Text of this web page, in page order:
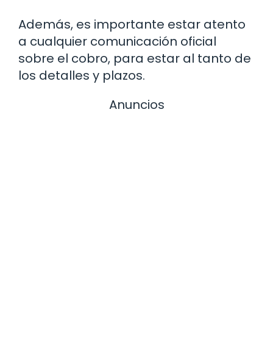
Además, es importante estar atento
a cualquier comunicación oficial
sobre el cobro, para estar al tanto de
los detalles y plazos.
Anuncios